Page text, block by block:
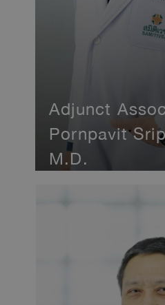
Adjunct
Pornpavit
M.D.